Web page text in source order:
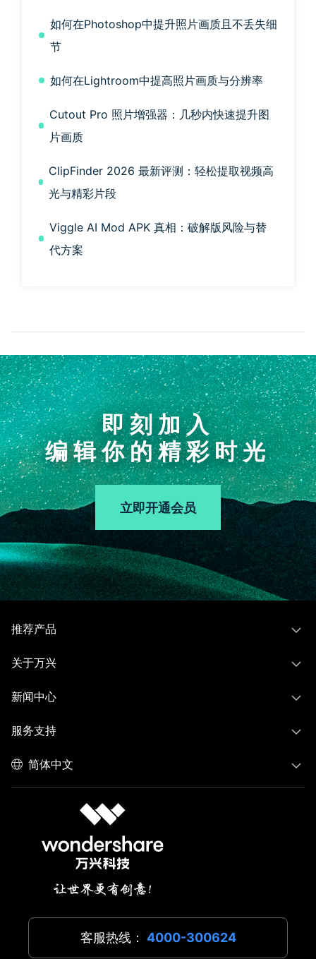
如何在Photoshop中提升照片画质且不丢失细
节
如何在Lightroom中提高照片画质与分辨率
Cutout Pro 照片增强器：几秒内快速提升图
片画质
ClipFinder 2026 最新评测：轻松提取视频高
光与精彩片段
Viggle AI Mod APK 真相：破解版风险与替
代方案
即刻加入
编辑你的精彩时光
立即开通会员
推荐产品
关于万兴
新闻中心
服务支持
简体中文
客服热线： 4000-300624